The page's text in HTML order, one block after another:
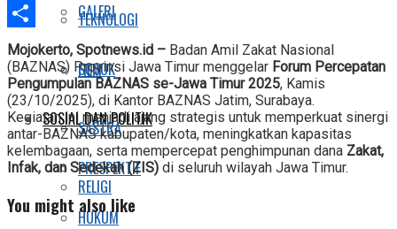
TEKNOLOGI
SOSOK
SOSIAL DAN POLITIK
PRESPEKTIF
HUKUM
GALERI
FILM
SASTRA
RELIGI
Telegram
Share
Mojokerto, Spotnews.id – Badan Amil Zakat Nasional
(BAZNAS) Provinsi Jawa Timur menggelar Forum Percepatan
Pengumpulan BAZNAS se-Jawa Timur 2025, Kamis
(23/10/2025), di Kantor BAZNAS Jatim, Surabaya.
Kegiatan ini menjadi ajang strategis untuk memperkuat sinergi
antar-BAZNAS kabupaten/kota, meningkatkan kapasitas
kelembagaan, serta mempercepat penghimpunan dana Zakat,
Infak, dan Sedekah (ZIS) di seluruh wilayah Jawa Timur.
You might also like